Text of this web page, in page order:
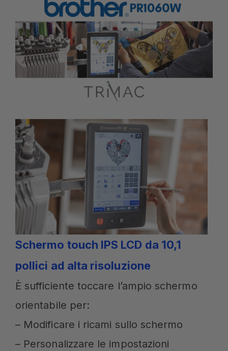
Schermo touch IPS LCD da 10,1
pollici ad alta risoluzione
È sufficiente toccare l’ampio schermo
orientabile per:
– Modificare i ricami sullo schermo
– Personalizzare le impostazioni